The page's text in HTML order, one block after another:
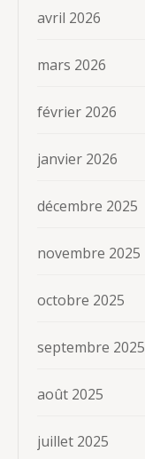
avril 2026
mars 2026
février 2026
janvier 2026
décembre 2025
novembre 2025
octobre 2025
septembre 2025
août 2025
juillet 2025